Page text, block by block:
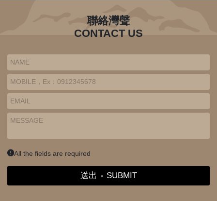
聯絡灣聲
CONTACT US
All the fields are required
送出 ‧ SUBMIT